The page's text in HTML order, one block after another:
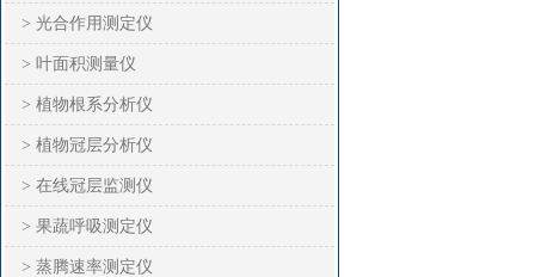
> 光合作用测定仪
> 叶面积测量仪
> 植物根系分析仪
> 植物冠层分析仪
> 在线冠层监测仪
> 果蔬呼吸测定仪
> 蒸腾速率测定仪